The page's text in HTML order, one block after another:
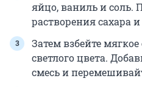
яйцо, ваниль и соль.
растворения сахара и
Затем взбейте
светлого цвета.
смесь и